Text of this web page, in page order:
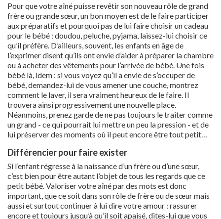
Pour que votre aîné puisse revêtir son nouveau rôle de grand
frère ou grande sœur, un bon moyen est de le faire participer
aux préparatifs et pourquoi pas de lui faire choisir un cadeau
pour le bébé : doudou, peluche, pyjama, laissez-lui choisir ce
qu’il préfère. D’ailleurs, souvent, les enfants en âge de
l’exprimer disent qu’ils ont envie d’aider à préparer la chambre
ou à acheter des vêtements pour l’arrivée de bébé. Une fois
bébé là, idem : si vous voyez qu’il a envie de s’occuper de
bébé, demandez-lui de vous amener une couche, montrez
comment le laver, il sera vraiment heureux de le faire. Il
trouvera ainsi progressivement une nouvelle place.
Néanmoins, prenez garde de ne pas toujours le traiter comme
un grand - ce qui pourrait lui mettre un peu la pression - et de
lui préserver des moments où il peut encore être tout petit…
Différencier pour faire exister
Si l’enfant régresse à la naissance d’un frère ou d’une sœur,
c’est bien pour être autant l’objet de tous les regards que ce
petit bébé. Valoriser votre aîné par des mots est donc
important, que ce soit dans son rôle de frère ou de sœur mais
aussi et surtout continuer à lui dire votre amour : rassurer
encore et toujours jusqu’à qu’il soit apaisé, dites-lui que vous